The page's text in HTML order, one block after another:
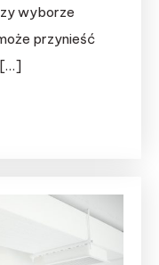
wyborze
przynieść
[…]